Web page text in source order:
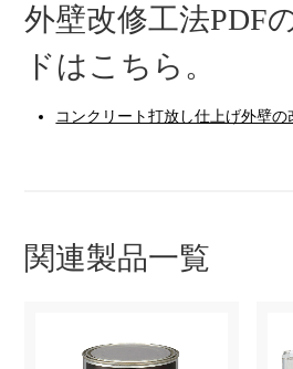
外壁改修工法PDF
ドはこちら。
コンクリート打放し仕上げ外壁の
関連製品一覧